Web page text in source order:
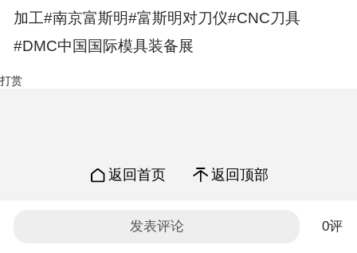
加工#南京富斯明#富斯明对刀仪#CNC刀具
#DMC中国国际模具装备展
打赏
发表评论 0评
返回首页 返回顶部
CNC机床网手机版 版权所有